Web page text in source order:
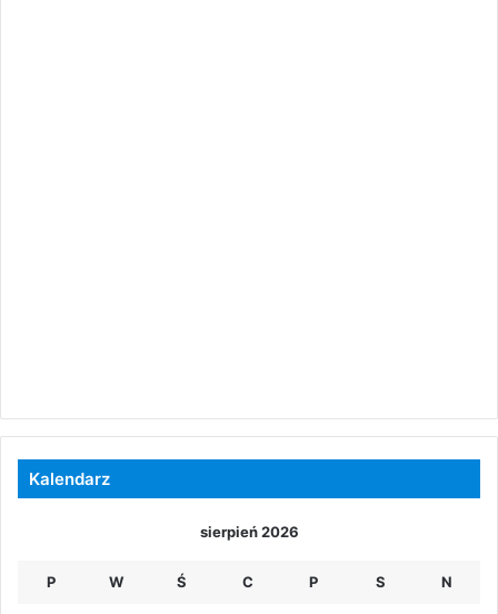
Kalendarz
sierpień 2026
P W Ś C P S N